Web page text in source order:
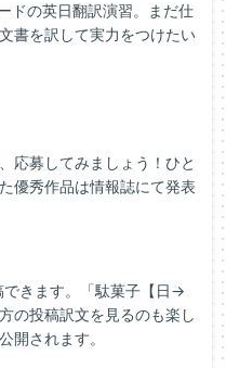
ドの英日翻訳演習。まだ仕
書を訳して実力をつけたい
応募してみましょう！ひと
優秀作品は情報誌にて発表
きます。「駄菓子【日→
の投稿訳文を見るのも楽し
開されます。